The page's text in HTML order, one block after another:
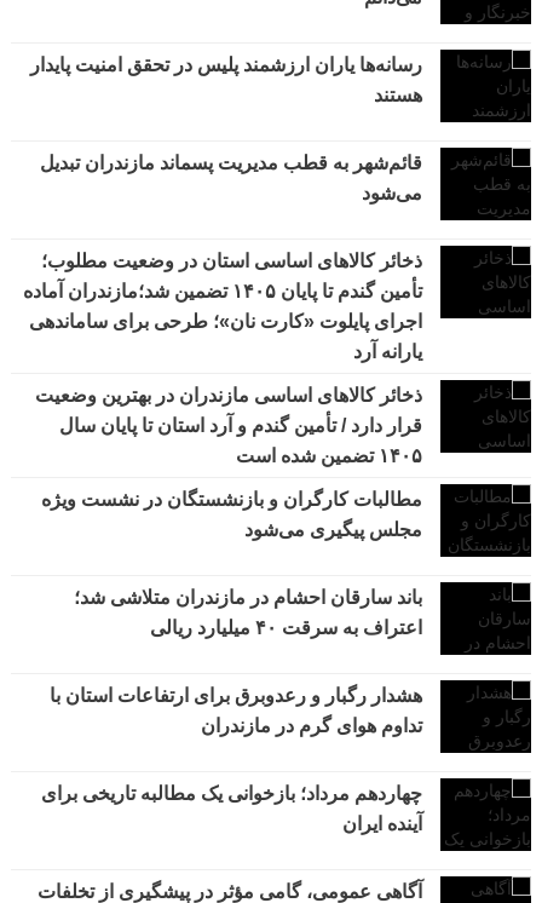
رسانه‌ها یاران ارزشمند پلیس در تحقق امنیت پایدار
هستند
قائم‌شهر به قطب مدیریت پسماند مازندران تبدیل
می‌شود
ذخائر کالاهای اساسی استان در وضعیت مطلوب؛
تأمین گندم تا پایان ۱۴۰۵ تضمین شد؛مازندران آماده
اجرای پایلوت «کارت نان»؛ طرحی برای ساماندهی
یارانه آرد
ذخائر کالاهای اساسی مازندران در بهترین وضعیت
قرار دارد / تأمین گندم و آرد استان تا پایان سال
۱۴۰۵ تضمین شده است
مطالبات کارگران و بازنشستگان در نشست ویژه
مجلس پیگیری می‌شود
باند سارقان احشام در مازندران متلاشی شد؛
اعتراف به سرقت ۴۰ میلیارد ریالی
هشدار رگبار و رعدوبرق برای ارتفاعات استان با
تداوم هوای گرم در مازندران
چهاردهم مرداد؛ بازخوانی یک مطالبه تاریخی برای
آینده ایران
آگاهی عمومی، گامی مؤثر در پیشگیری از تخلفات